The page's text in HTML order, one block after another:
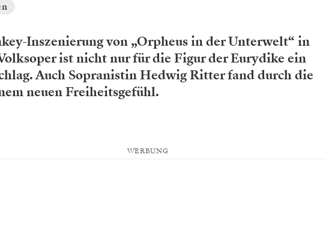
Inszenierung von „Orpheus in der Unterwelt“ in
ist nicht nur für die Figur der Eurydike ein
Auch Sopranistin Hedwig Ritter fand durch die
neuen Freiheitsgefühl.
WERBUNG